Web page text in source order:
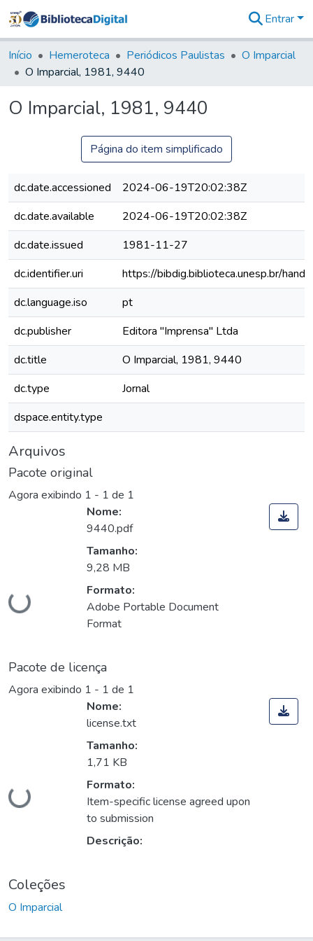
&
Coleções
Tudo na
Digital
Entrar
Início Hemeroteca Periódicos Paulistas
O Imparcial
O Imparcial, 1981, 9440
O Imparcial, 1981, 9440
Página do item simplificado
dc.date.accessioned
2024-06-19T20:02:38Z
dc.date.available
2024-06-19T20:02:38Z
dc.date.issued
1981-11-27
dc.identifier.uri
https://bibdig.biblioteca.unesp.br/
dc.language.iso
pt
dc.publisher
Editora "Imprensa" Ltda
dc.title
O Imparcial, 1981, 9440
dc.type
Jornal
dspace.entity.type
Arquivos
Pacote original
Agora exibindo 1 - 1 de 1
Carregando...
Nome:
9440.pdf
Tamanho:
9,28 MB
Formato:
Adobe Portable Document
Format
Pacote de licença
Agora exibindo 1 - 1 de 1
Carregando...
Nome:
license.txt
Tamanho:
1,71 KB
Formato:
Item-specific license agreed upon
to submission
Descrição:
Coleções
O Imparcial